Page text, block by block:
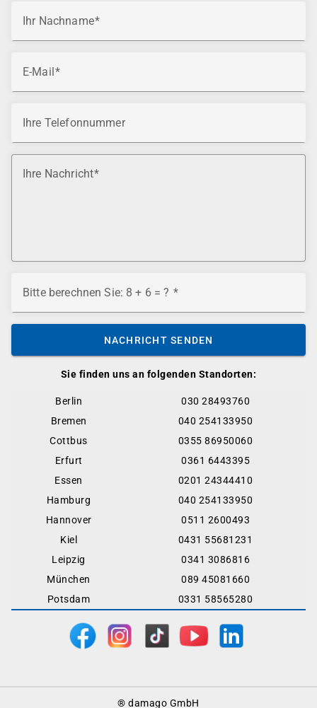
Sie finden uns an folgenden Standorten:
Berlin
030 28493760
Bremen
040 254133950
Cottbus
0355 86950060
Erfurt
0361 6443395
Essen
0201 24344410
Hamburg
040 254133950
Hannover
0511 2600493
Kiel
0431 55681231
Leipzig
0341 3086816
München
089 45081660
Potsdam
0331 58565280
Ihr Nachname
E-Mail
Ihre Telefonnummer
Ihre Nachricht
Bitte berechnen Sie: 8 + 6 = ?
NACHRICHT SENDEN
® damago GmbH